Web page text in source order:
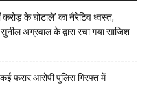
करोड़ के घोटाले’ का नैरेटिव ध्वस्त,
अग्रवाल के द्वारा रचा गया साजिश
फरार आरोपी पुलिस गिरफ्त में